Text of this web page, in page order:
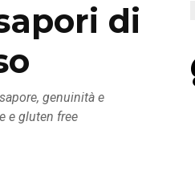
di
genuinità e
e gluten free